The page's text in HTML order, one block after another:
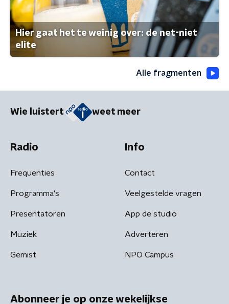
Hier gaat het te weinig over: de net-niet
elite
Alle fragmenten
Wie luistert weet meer
Radio
Frequenties
Programma's
Presentatoren
Muziek
Gemist
Info
Contact
Veelgestelde vragen
App de studio
Adverteren
NPO Campus
Abonneer je op onze wekelijkse